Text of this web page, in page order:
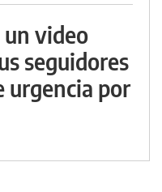
video
seguidores
urgencia por